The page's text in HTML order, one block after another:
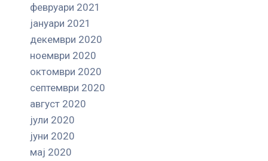
февруари 2021
јануари 2021
декември 2020
ноември 2020
октомври 2020
септември 2020
август 2020
јули 2020
јуни 2020
мај 2020